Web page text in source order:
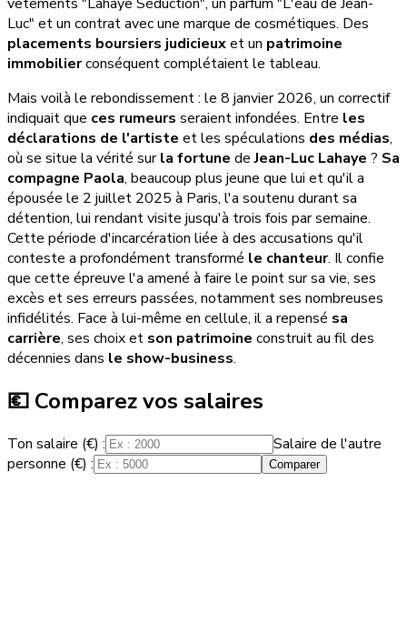
Luc" et un contrat avec une marque de cosmétiques. Des
placements boursiers judicieuxet un patrimoine
immobilierconséquent complétaient le tableau.
Mais voilà le rebondissement : le 8 janvier 2026, un correctif
indiquait que ces rumeurs seraient infondées. Entre les
déclarations de l'artiste et les spéculations des médias,
où se situe la vérité surla fortune deJean-Luc Lahaye ? Sa
compagne Paola, beaucoup plus jeune que lui et qu'il a
épousée le 2 juillet 2025 à Paris, l'a soutenu durant sa
détention, lui rendant visite jusqu'à trois fois par semaine.
Cette période d'incarcération liée à des accusations qu'il
conteste a profondément transformé le chanteur. Il confie
que cette épreuve l'a amené à faire le point sur sa vie, ses
excès et ses erreurs passées, notamment ses nombreuses
infidélités. Face à lui-même en cellule, il a repensé sa
carrière, ses choix et son patrimoine construit au fil des
décennies dans le show-business.
💶 Comparez vos salaires
Ton salaire (€) :
Salaire de l'autre
personne (€) :
Comparer